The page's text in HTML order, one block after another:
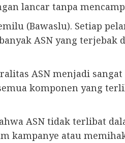
lancar tanpa
(Bawaslu). Setiap
ASN yang
ASN menjadi
komponen yang
ASN tidak terlibat
atau